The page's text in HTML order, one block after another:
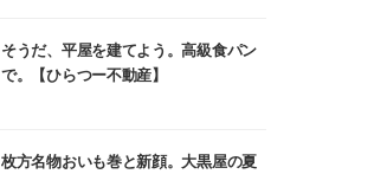
そうだ、平屋を建てよう。高級食パン
で。【ひらつー不動産】
枚方名物おいも巻と新顔。大黒屋の夏